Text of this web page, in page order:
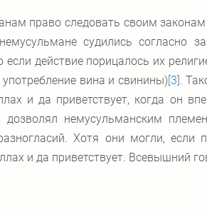
право следовать своим
судились согласно
действие порицалось их
вина и свинины)[3].
и да приветствует, когда он
немусульманским
Хотя они могли, если
и да приветствует. Всевышний